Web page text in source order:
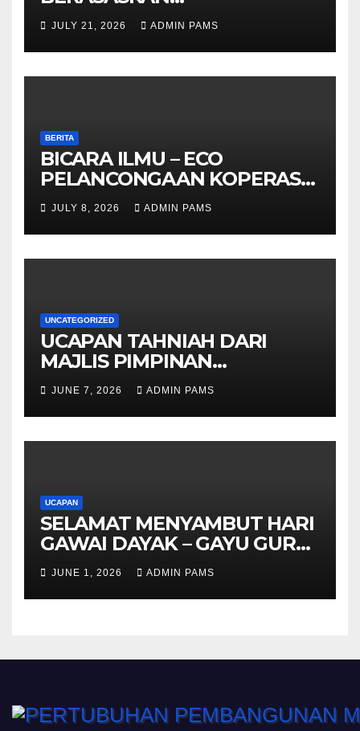
HYPNOTHERAPY GERAN
OLEH KPWKKK SARAWAK
JULY 21, 2026 ADMIN PAMS
BERITA
BICARA ILMU – ECO
PELANCONGAAN KOPERASI –
DARI ALAM KE EKONOMI
KOMUNITI
JULY 8, 2026 ADMIN PAMS
UNCATEGORIZED
UCAPAN TAHNIAH DARI
MAJLIS PIMPINAN
TERTINGGI PAMS DAN
SELURUH WARGA
JUNE 7, 2026 ADMIN PAMS
UCAPAN
SELAMAT MENYAMBUT HARI
GAWAI DAYAK – GAYU GURU
GERAI NYAMAI
JUNE 1, 2026 ADMIN PAMS